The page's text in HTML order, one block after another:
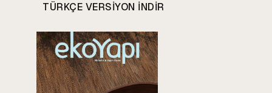
TÜRKÇE VERSIYON INDIR